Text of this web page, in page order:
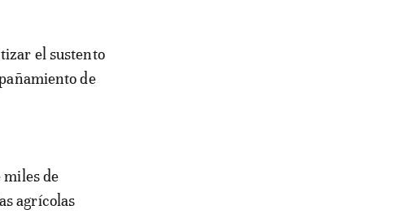
el sustento
de
miles de
agrícolas